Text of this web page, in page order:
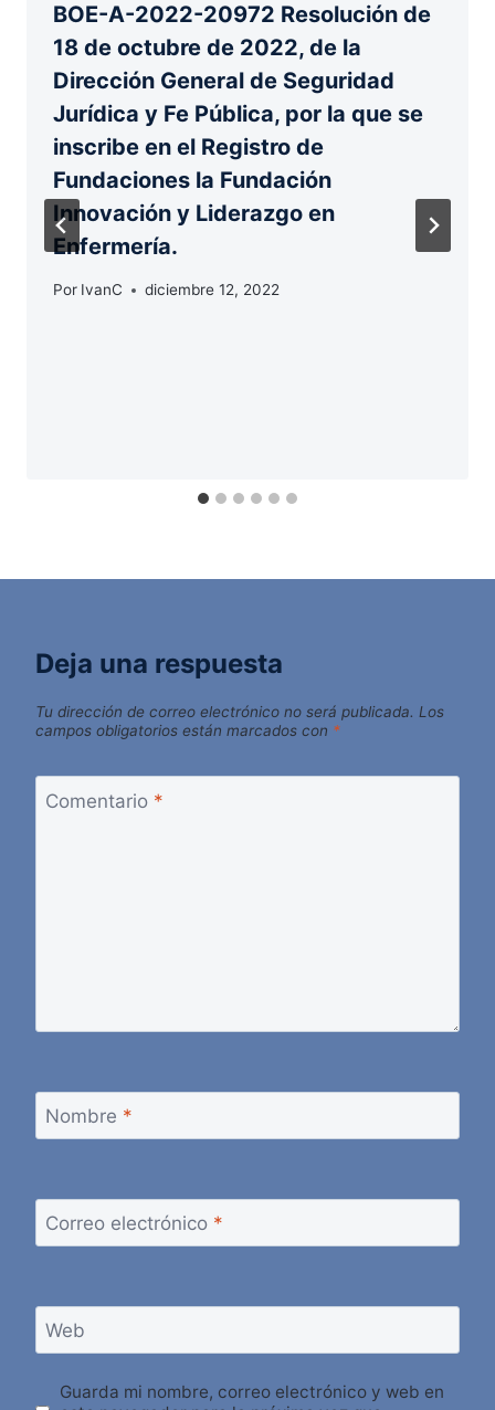
BOE-A-2022-20972 Resolución de
18 de octubre de 2022, de la
Dirección General de Seguridad
Jurídica y Fe Pública, por la que se
inscribe en el Registro de
Fundaciones la Fundación
Innovación y Liderazgo en
Enfermería.
Por IvanC diciembre 12, 2022
Deja una respuesta
Tu dirección de correo electrónico no será publicada. Los
campos obligatorios están marcados con *
Comentario *
Nombre *
Correo electrónico *
Web
Guarda mi nombre, correo electrónico y web en